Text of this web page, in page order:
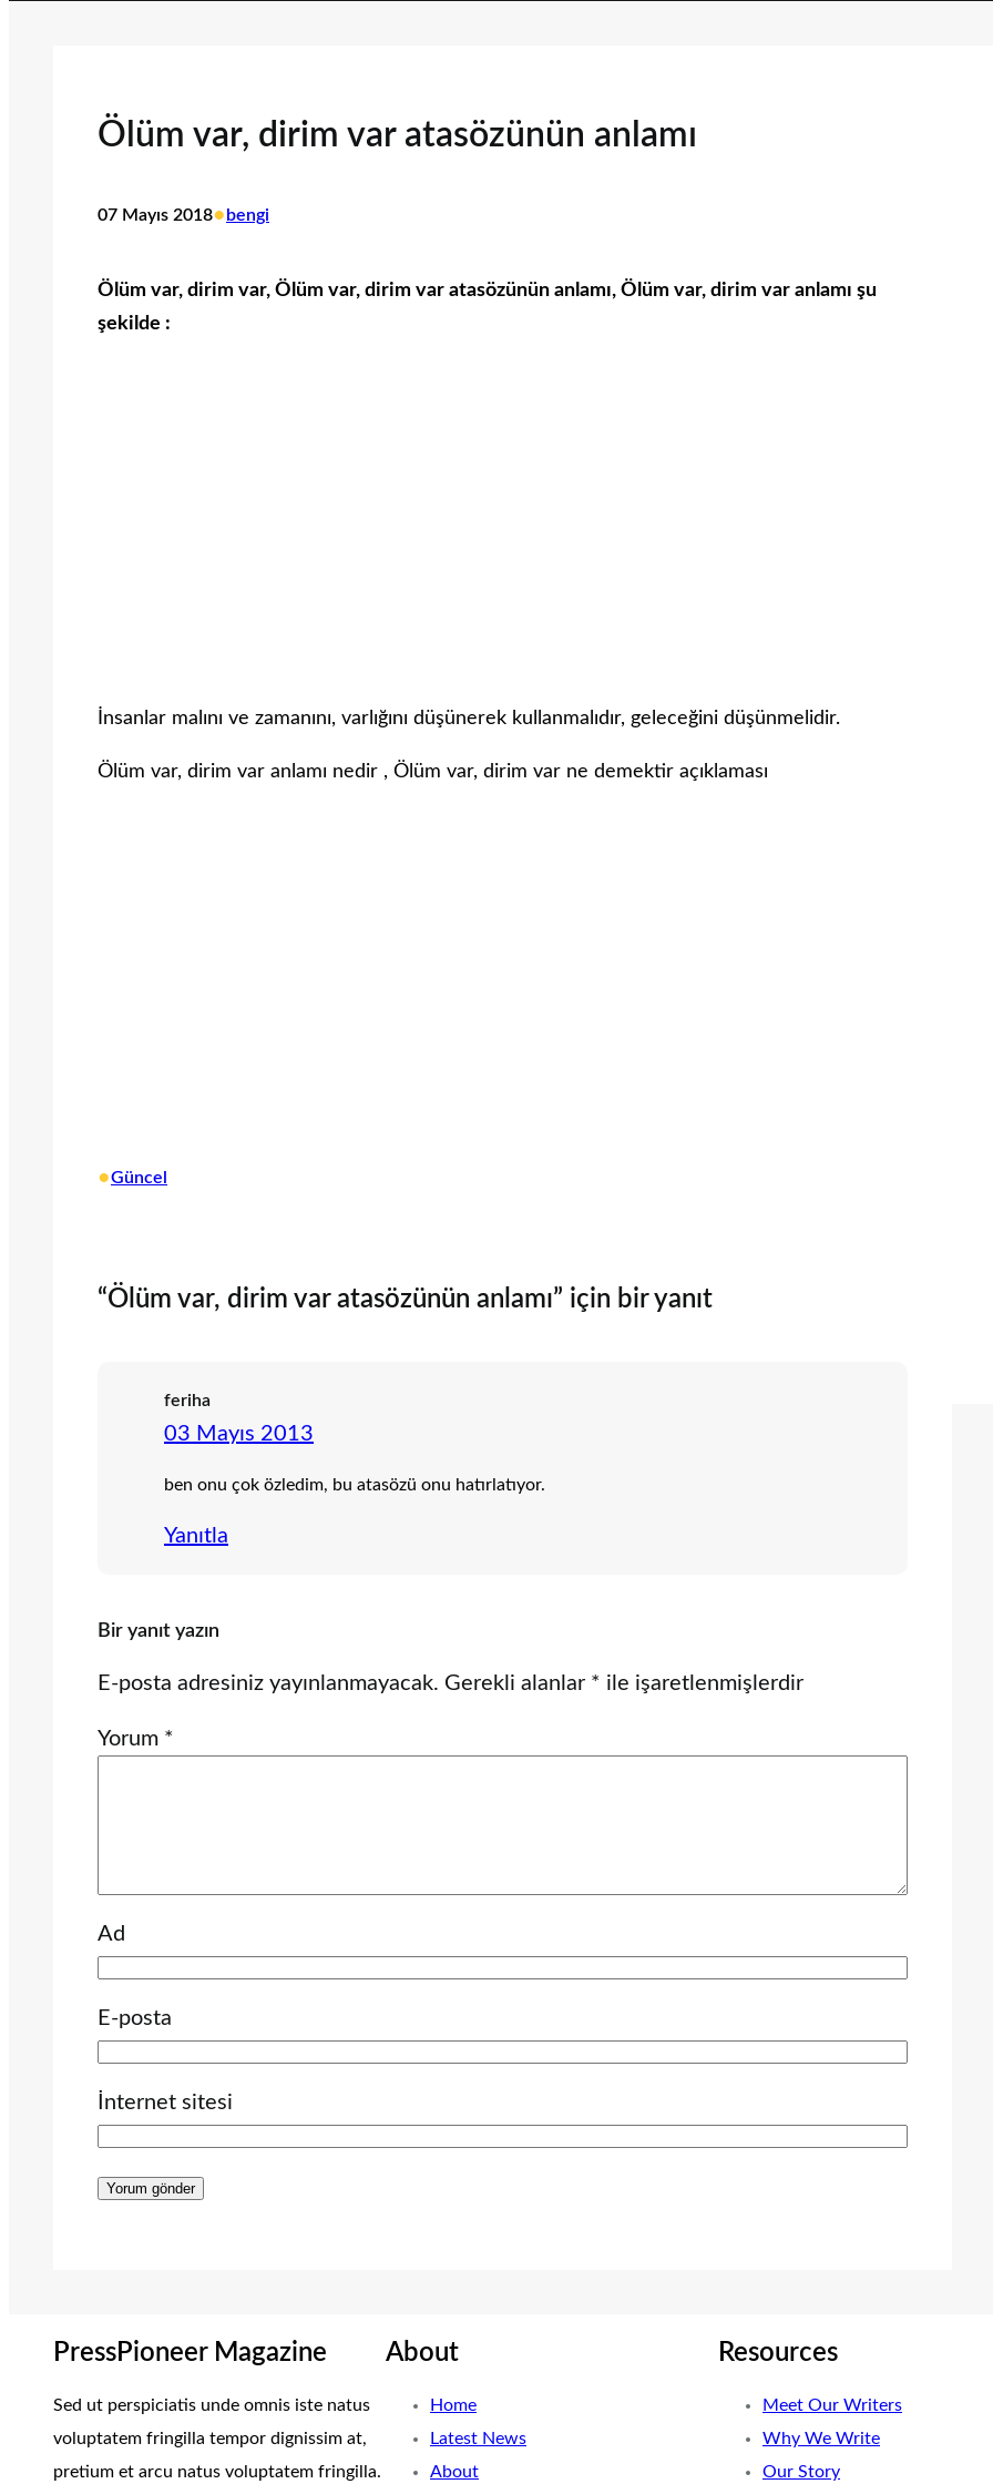
Ölüm var, dirim var atasözünün anlamı
07 Mayıs 2018• bengi
Ölüm var, dirim var, Ölüm var, dirim var atasözünün anlamı, Ölüm var, dirim var anlamı şu
şekilde :
İnsanlar malını ve zamanını, varlığını düşünerek kullanmalıdır, geleceğini düşünmelidir.
Ölüm var, dirim var anlamı nedir , Ölüm var, dirim var ne demektir açıklaması
•Güncel
“Ölüm var, dirim var atasözünün anlamı” için bir yanıt
feriha
03 Mayıs 2013
ben onu çok özledim, bu atasözü onu hatırlatıyor.
Yanıtla
Bir yanıt yazın
E-posta adresiniz yayınlanmayacak. Gerekli alanlar * ile işaretlenmişlerdir
Yorum *
Ad
E-posta
İnternet sitesi
PressPioneer Magazine
Sed ut perspiciatis unde omnis iste natus
voluptatem fringilla tempor dignissim at,
pretium et arcu natus voluptatem fringilla.
About
Home
Latest News
About
Resources
Meet Our Writers
Why We Write
Our Story